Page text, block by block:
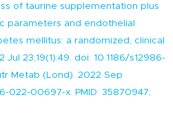
of taurine supplementation plus
parameters and endothelial
mellitus: a randomized, clinical
23;19(1):49. doi: 10.1186/s12986-
Metab (Lond). 2022 Sep
022-00697-x. PMID: 35870947;